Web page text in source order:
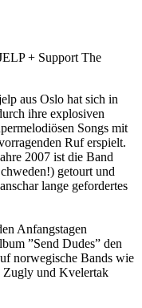
aus Oslo hat sich in
ihre explosiven
Songs mit
Ruf erspielt.
2007 ist die Band
getourt und
lange gefordertes
Anfangstagen
”Send Dudes” den
norwegische Bands wie
Zugly und Kvelertak